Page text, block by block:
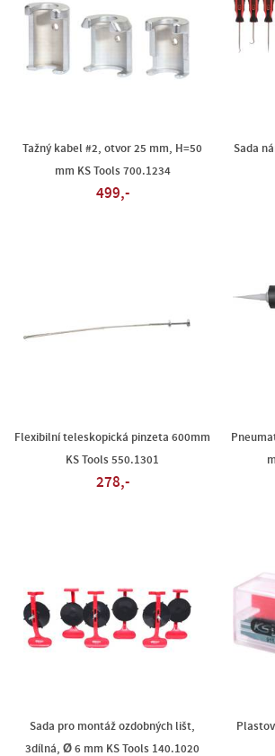
Tažný kabel #2, otvor 25 mm, H=50
mm KS Tools 700.1234
499,-
Sada
Flexibilní teleskopická pinzeta 600mm
KS Tools 550.1301
278,-
Sada pro montáž ozdobných lišt,
3dílná, Ø 6 mm KS Tools 140.1020